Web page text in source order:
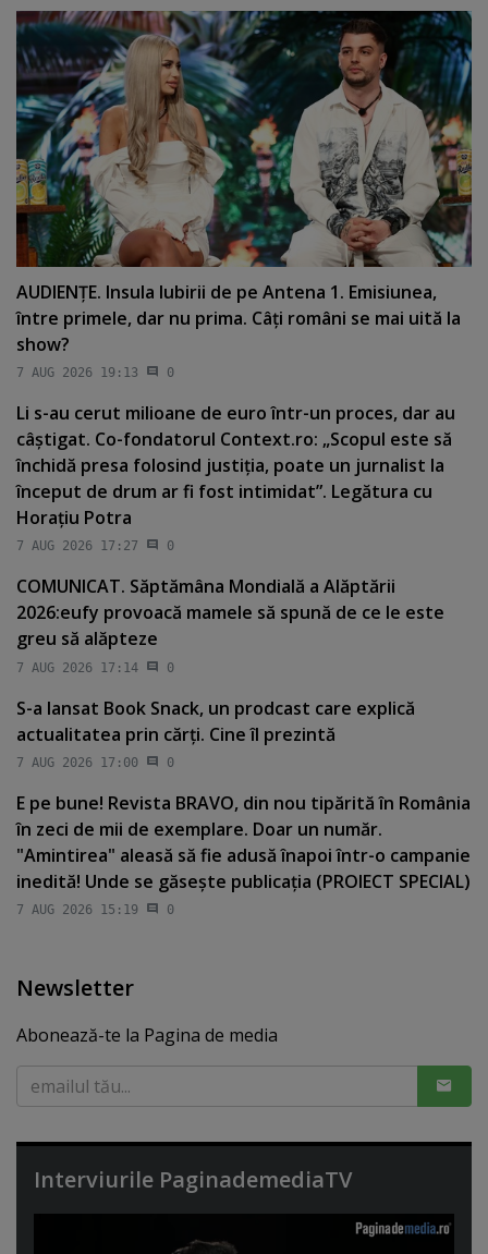
AUDIENŢE. Insula Iubirii de pe Antena 1. Emisiunea,
între primele, dar nu prima. Câţi români se mai uită la
show?
7 AUG 2026 19:13 0
Li s-au cerut milioane de euro într-un proces, dar au
câştigat. Co-fondatorul Context.ro: „Scopul este să
închidă presa folosind justiţia, poate un jurnalist la
început de drum ar fi fost intimidat”. Legătura cu
Horaţiu Potra
7 AUG 2026 17:27 0
COMUNICAT. Săptămâna Mondială a Alăptării
2026:eufy provoacă mamele să spună de ce le este
greu să alăpteze
7 AUG 2026 17:14 0
S-a lansat Book Snack, un prodcast care explică
actualitatea prin cărţi. Cine îl prezintă
7 AUG 2026 17:00 0
E pe bune! Revista BRAVO, din nou tipărită în România
în zeci de mii de exemplare. Doar un număr.
"Amintirea" aleasă să fie adusă înapoi într-o campanie
inedită! Unde se găseşte publicaţia (PROIECT SPECIAL)
7 AUG 2026 15:19 0
Newsletter
Abonează-te la Pagina de media
Interviurile PaginademediaTV